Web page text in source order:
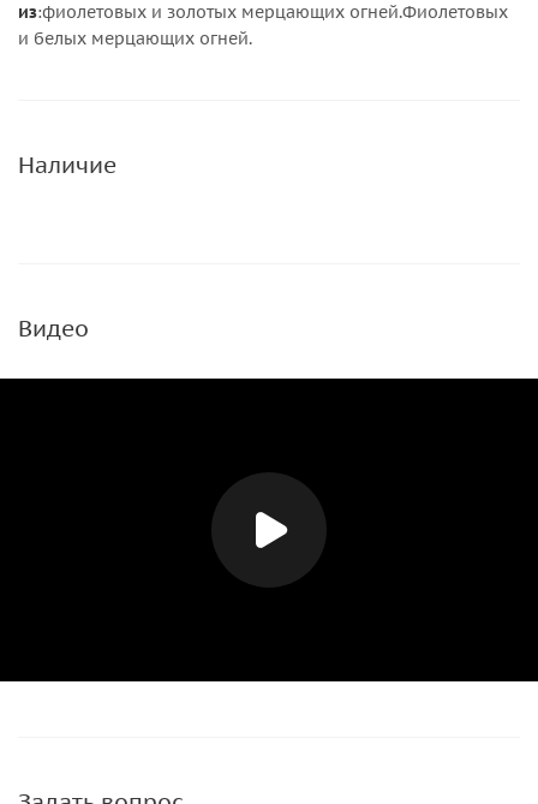
из:фиолетовых и золотых мерцающих огней.Фиолетовых
и белых мерцающих огней.
Наличие
Видео